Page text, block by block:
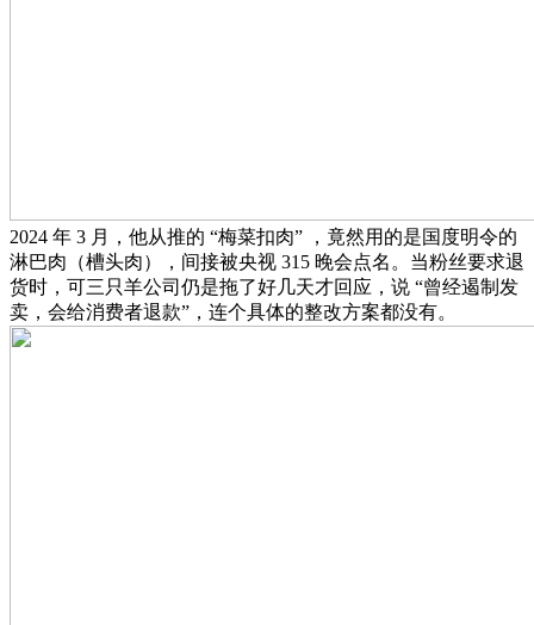
2024 年 3 月，他从推的 “梅菜扣肉” ，竟然用的是国度明令的
淋巴肉（槽头肉），间接被央视 315 晚会点名。当粉丝要求退
货时，可三只羊公司仍是拖了好几天才回应，说 “曾经遏制发
卖，会给消费者退款”，连个具体的整改方案都没有。